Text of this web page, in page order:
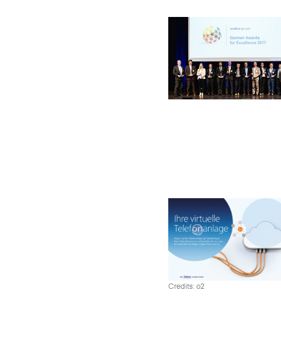
Credits: o2